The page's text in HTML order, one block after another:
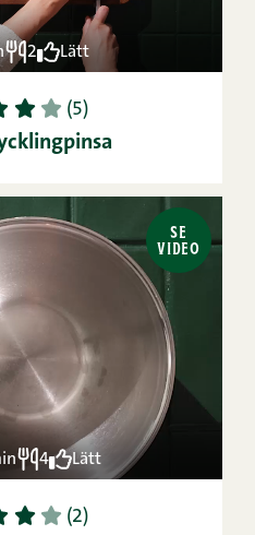
2 Lätt
4 5 (5)
SE
VIDEO
4 Lätt
4 5 (2)